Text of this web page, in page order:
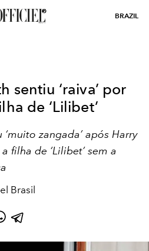
BRAZIL
sentiu ‘raiva’ por
de ‘Lilibet’
zangada’ após Harry
filha de ‘Lilibet’ sem a
Brasil